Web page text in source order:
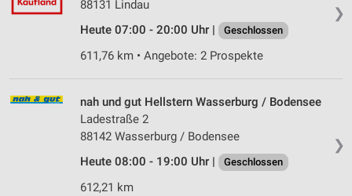
❯
88131 Lindau
Heute 07:00 - 20:00 Uhr |
Geschlossen
611,76 km • Angebote: 2 Prospekte
❯
nah und gut Hellstern Wasserburg / Bodensee
Ladestraße 2
88142 Wasserburg / Bodensee
Heute 08:00 - 19:00 Uhr |
Geschlossen
612,21 km